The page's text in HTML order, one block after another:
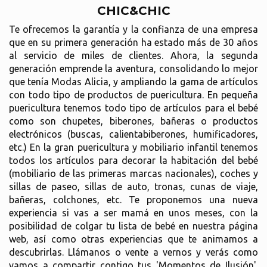
CHIC&CHIC
Te ofrecemos la garantía y la confianza de una empresa
que en su primera generación ha estado más de 30 años
al servicio de miles de clientes. Ahora, la segunda
generación emprende la aventura, consolidando lo mejor
que tenía Modas Alicia, y ampliando la gama de artículos
con todo tipo de productos de puericultura. En pequeña
puericultura tenemos todo tipo de artículos para el bebé
como son chupetes, biberones, bañeras o productos
electrónicos (buscas, calientabiberones, humificadores,
etc.) En la gran puericultura y mobiliario infantil tenemos
todos los artículos para decorar la habitación del bebé
(mobiliario de las primeras marcas nacionales), coches y
sillas de paseo, sillas de auto, tronas, cunas de viaje,
bañeras, colchones, etc. Te proponemos una nueva
experiencia si vas a ser mamá en unos meses, con la
posibilidad de colgar tu lista de bebé en nuestra página
web, así como otras experiencias que te animamos a
descubrirlas. Llámanos o vente a vernos y verás como